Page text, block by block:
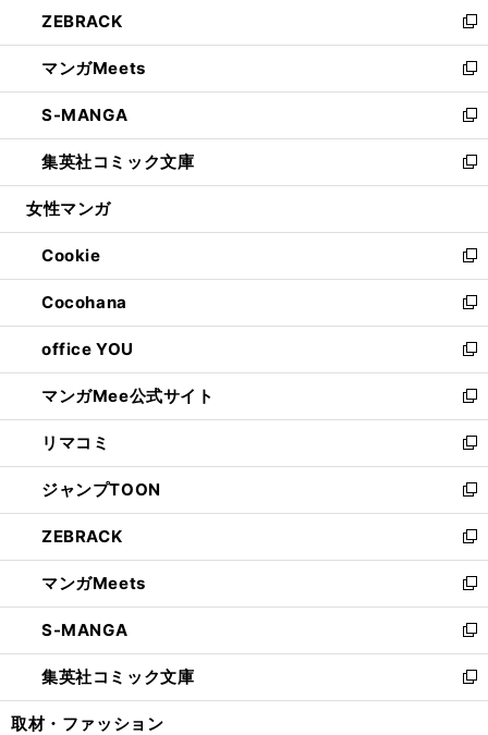
く
で
開
く
ド
ウ
で
開
く
ィ
ン
ド
ウ
で
開
く
い
ウ
ィ
ン
ド
ウ
で
開
ZEBRACK
新
し
い
ウ
ィ
ン
ド
ウ
開
く
マンガMeets
新
し
い
ウ
ィ
ン
ウ
で
開
く
S-MANGA
新
し
い
ウ
ン
ド
ウ
で
開
く
集英社コミック文庫
新
し
ウ
ィ
ン
ド
ウ
で
開
く
女性マンガ
Cookie
新
し
い
ウ
ィ
ン
ド
ウ
で
開
く
Cocohana
新
し
い
ウ
ィ
ン
ド
ウ
で
開
く
office YOU
新
し
い
ウ
ィ
ン
ド
ウ
で
開
く
マンガMee公式サイト
新
し
い
ウ
ィ
ン
ド
ウ
で
開
く
リマコミ
新
し
い
ウ
ィ
ン
ド
ウ
で
開
く
ジャンプTOON
新
し
い
ウ
ィ
ン
ド
ウ
で
開
ZEBRACK
新
し
い
ウ
ィ
ン
ド
ウ
マンガMeets
新
し
い
ウ
ィ
ン
S-MANGA
新
し
い
ウ
集英社コミック文庫
新
し
取材・ファッション